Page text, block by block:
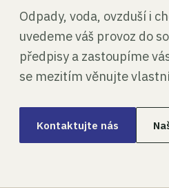
Odpady, voda, ovzduší i
uvedeme váš provoz do
předpisy a zastoupíme
se mezitím věnujte
Kontaktujte nás